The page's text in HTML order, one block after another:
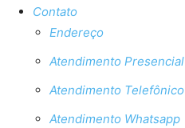
Contato
Endereço
Atendimento Presencial
Atendimento Telefônico
Atendimento Whatsapp